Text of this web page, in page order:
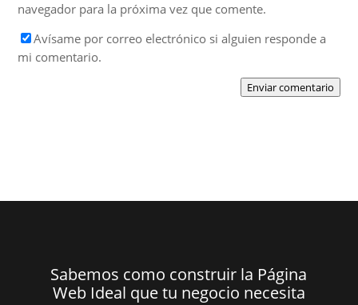
navegador para la próxima vez que comente.
Avísame por correo electrónico si alguien responde a
mi comentario.
Enviar comentario
Sabemos como construir la Página
Web Ideal que tu negocio necesita